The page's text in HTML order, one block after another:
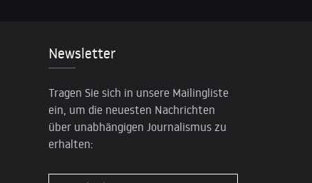
Newsletter
Tragen Sie sich in unsere Mailingliste
ein, um die neuesten Nachrichten
über unabhängigen Journalismus zu
erhalten: